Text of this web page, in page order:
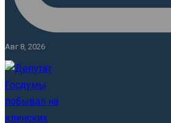
Авг 8, 2026